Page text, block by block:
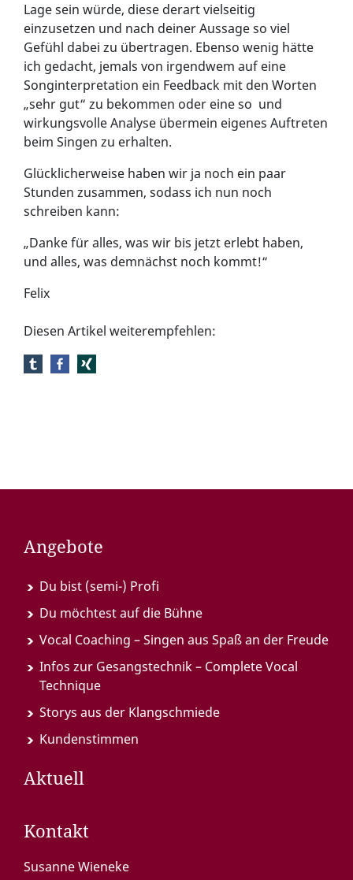
Lage sein würde, diese derart vielseitig
einzusetzen und nach deiner Aussage so viel
Gefühl dabei zu übertragen. Ebenso wenig hätte
ich gedacht, jemals von irgendwem auf eine
Songinterpretation ein Feedback mit den Worten
„sehr gut“ zu bekommen oder eine so und
wirkungsvolle Analyse übermein eigenes Auftreten
beim Singen zu erhalten.
Glücklicherweise haben wir ja noch ein paar
Stunden zusammen, sodass ich nun noch
schreiben kann:
„Danke für alles, was wir bis jetzt erlebt haben,
und alles, was demnächst noch kommt!“
Felix
Diesen Artikel weiterempfehlen:
Angebote
Du bist (semi-) Profi
Du möchtest auf die Bühne
Vocal Coaching – Singen aus Spaß an der Freude
Infos zur Gesangstechnik – Complete Vocal
Technique
Storys aus der Klangschmiede
Kundenstimmen
Aktuell
Kontakt
Susanne Wieneke